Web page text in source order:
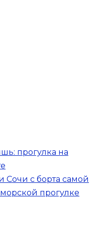
прогулка на
Сочи с борта самой
прогулке